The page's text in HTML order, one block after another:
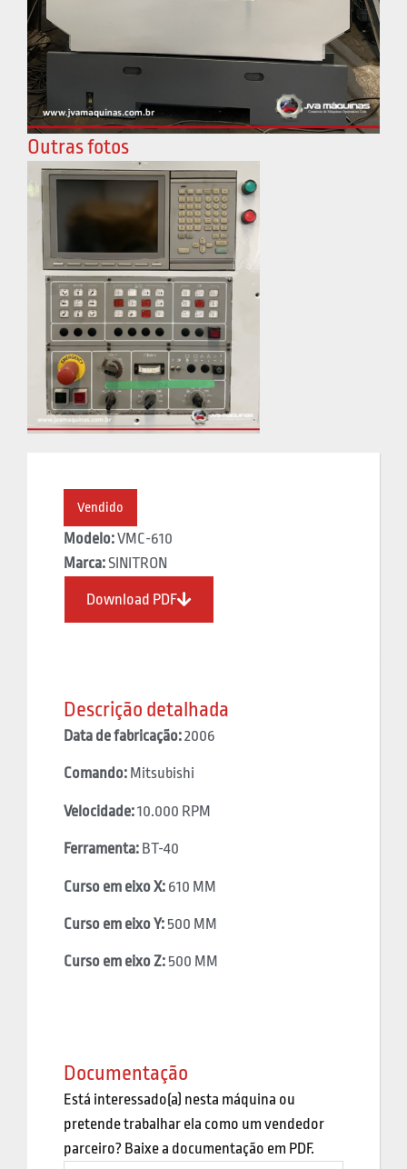
Outras fotos
Vendido
Modelo:VMC-610
Marca:SINITRON
Download PDF
Descrição detalhada
Data de fabricação:2006
Comando: Mitsubishi
Velocidade:10.000 RPM
Ferramenta: BT-40
Curso em eixo X: 610 MM
Curso em eixo Y: 500 MM
Curso em eixo Z: 500 MM
Documentação
Está interessado(a) nesta máquina ou
pretende trabalhar ela como um vendedor
parceiro? Baixe a documentação em PDF.